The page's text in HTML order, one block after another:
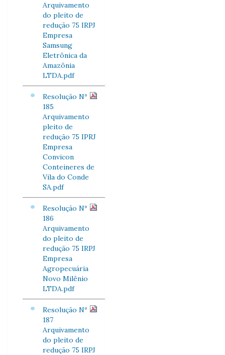
Arquivamento
do pleito de
redução 75 IRPJ
Empresa
Samsung
Eletrônica da
Amazônia
LTDA.pdf
Resolução Nº
185
Arquivamento
pleito de
redução 75 IPRJ
Empresa
Convicon
Conteineres de
Vila do Conde
SA.pdf
Resolução Nº
186
Arquivamento
do pleito de
redução 75 IRPJ
Empresa
Agropecuária
Novo Milênio
LTDA.pdf
Resolução Nº
187
Arquivamento
do pleito de
redução 75 IRPJ